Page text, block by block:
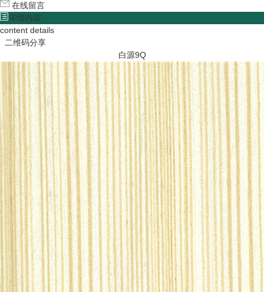
在线留言
详情内容
content details
二维码分享
白源9Q